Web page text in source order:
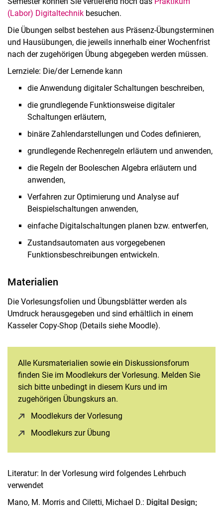
(Labor) Digitaltechnik besuchen.
Die Übungen selbst bestehen aus Präsenz-Übungsterminen
und Hausübungen, die jeweils innerhalb einer Wochenfrist
nach der zugehörigen Übung abgegeben werden müssen.
Lernziele: Die/der Lernende kann
die Anwendung digitaler Schaltungen beschreiben,
die grundlegende Funktionsweise digitaler
Schaltungen erläutern,
binäre Zahlendarstellungen und Codes definieren,
grundlegende Rechenregeln erläutern und anwenden,
die Regeln der Booleschen Algebra erläutern und
anwenden,
Verfahren zur Optimierung und Analyse auf
Beispielschaltungen anwenden,
einfache Digitalschaltungen planen bzw. entwerfen,
Zustandsautomaten aus vorgegebenen
Funktionsbeschreibungen entwickeln.
Materialien
Die Vorlesungsfolien und Übungsblätter werden als
Umdruck herausgegeben und sind erhältlich in einem
Kasseler Copy-Shop (Details siehe Moodle).
Alle Kursmaterialien sowie ein Diskussionsforum
finden Sie im Moodlekurs der Vorlesung. Melden Sie
sich bitte unbedingt in diesem Kurs und im
zugehörigen Übungskurs an.
Moodlekurs der Vorlesung
Moodlekurs zur Übung
Literatur: In der Vorlesung wird folgendes Lehrbuch
verwendet
Mano, M. Morris and Ciletti, Michael D.: Digital Design;